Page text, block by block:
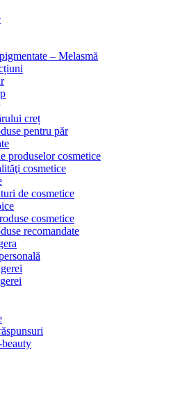
– Melasmă
creț
pentru păr
produselor cosmetice
cosmetice
de cosmetice
cosmetice
recomandate